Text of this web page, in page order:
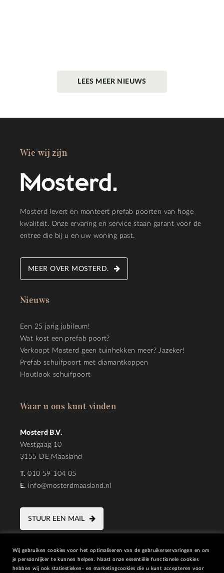
LEES MEER NIEUWS
Wie wij zijn
Mosterd levert en monteert prefab poorten van hoge
kwaliteit. Onze ervaring en service staan garant voor de
entree die bij u en uw woning past.
MEER OVER MOSTERD.
Nieuws
Een 25 jarig jubileum!
Wat kost een prefab poort?
Verkoopt Mosterd geen tuinhekken meer? Jazeker!
Prefab schuifpoort met diamantkoppen
Houtlook schuifpoort
Waar u ons kunt vinden
Mosterd B.V.
Westgaag 10
3155 DE Maasland
T. 010 59 104 05
E. info@mosterdmaasland.nl
STUUR EEN MAIL
Wij gebruiken cookies voor het optimaliseren van de gebruikerservaringen en om
je persoonlijker te kunnen helpen. Naast onze essentiële functionele cookies
hebben wij ook statiestieken- en marketingcookies die u kunt accepteren voor